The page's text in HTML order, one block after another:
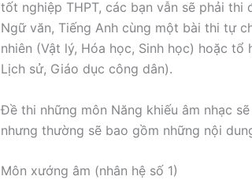
tốt nghiệp THPT, các bạn vẫn sẽ phải
Ngữ văn, Tiếng Anh cùng một bài thi tự
nhiên (Vật lý, Hóa học, Sinh học) hoặc
Lịch sử, Giáo dục công dân).
Đề thi những môn Năng khiếu âm nhạc
nhưng thường sẽ bao gồm những nội
Môn xướng âm (nhân hệ số 1)